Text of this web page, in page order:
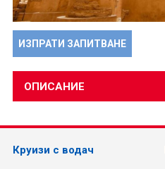
ИЗПРАТИ ЗАПИТВАНЕ
ОПИСАНИЕ
Круизи с водач